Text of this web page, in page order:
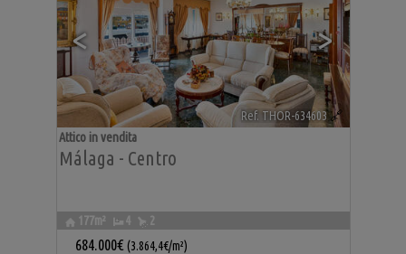
< >
Ref. THOR-634603🔗
Málaga - Centro
Attico in vendita
177m² 4 2
684.000€ (3.864,4€/m²)